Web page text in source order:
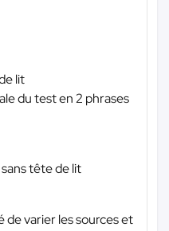
lit
du test en 2 phrases
tête de lit
de varier les sources et